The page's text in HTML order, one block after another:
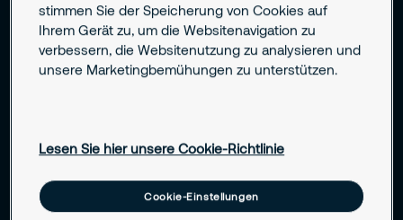
Jobs / Bewerbung
HR-Themen
Subunternehmen
Presse
Nachname
E-Mail
Unternehmen
stimmen Sie der Speicherung von Cookies auf
Ihrem Gerät zu, um die Websitenavigation zu
verbessern, die Websitenutzung zu analysieren und
unsere Marketingbemühungen zu unterstützen.
Lesen Sie hier unsere Cookie-Richtlinie
Cookie-Einstellungen